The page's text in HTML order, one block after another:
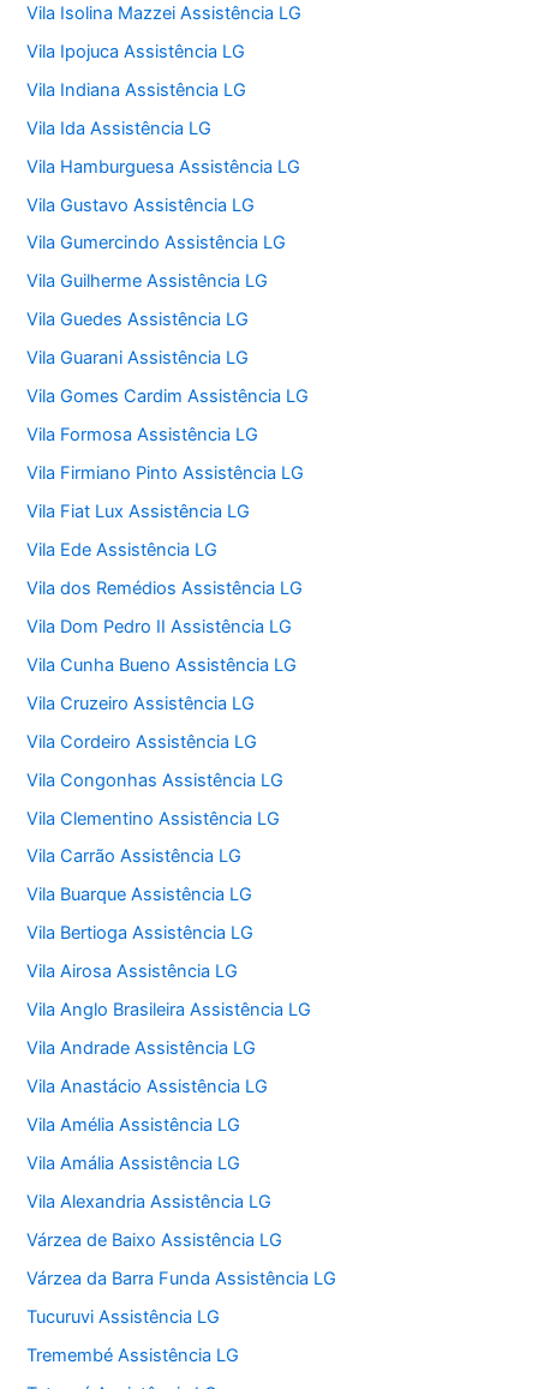
Vila Isolina Mazzei Assistência LG
Vila Ipojuca Assistência LG
Vila Indiana Assistência LG
Vila Ida Assistência LG
Vila Hamburguesa Assistência LG
Vila Gustavo Assistência LG
Vila Gumercindo Assistência LG
Vila Guilherme Assistência LG
Vila Guedes Assistência LG
Vila Guarani Assistência LG
Vila Gomes Cardim Assistência LG
Vila Formosa Assistência LG
Vila Firmiano Pinto Assistência LG
Vila Fiat Lux Assistência LG
Vila Ede Assistência LG
Vila dos Remédios Assistência LG
Vila Dom Pedro II Assistência LG
Vila Cunha Bueno Assistência LG
Vila Cruzeiro Assistência LG
Vila Cordeiro Assistência LG
Vila Congonhas Assistência LG
Vila Clementino Assistência LG
Vila Carrão Assistência LG
Vila Buarque Assistência LG
Vila Bertioga Assistência LG
Vila Airosa Assistência LG
Vila Anglo Brasileira Assistência LG
Vila Andrade Assistência LG
Vila Anastácio Assistência LG
Vila Amélia Assistência LG
Vila Amália Assistência LG
Vila Alexandria Assistência LG
Várzea de Baixo Assistência LG
Várzea da Barra Funda Assistência LG
Tucuruvi Assistência LG
Tremembé Assistência LG